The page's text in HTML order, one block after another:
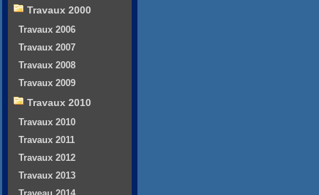
Travaux 2000
Travaux 2006
Travaux 2007
Travaux 2008
Travaux 2009
Travaux 2010
Travaux 2010
Travaux 2011
Travaux 2012
Travaux 2013